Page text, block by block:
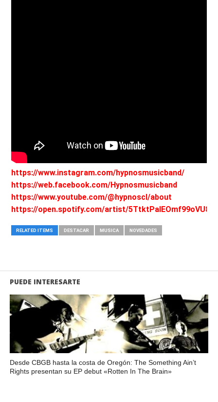
https://www.instagram.com/hypnosmusicband/
https://web.facebook.com/Hypnosmusicband
https://www.youtube.com/@hypnoscl/about
https://open.spotify.com/artist/
RELATED ITEMS DESTACAR MUSICA NOVEDADES
PUEDE INTERESARTE
Desde CBGB hasta la costa de Oregón: The Something Ain’t
Rights presentan su EP debut «Rotten In The Brain»